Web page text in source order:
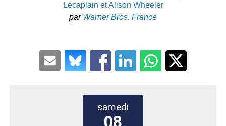
Lecaplain et Alison Wheeler
par Warner Bros. France
samedi 08 août 2026 à 21h00
samedi